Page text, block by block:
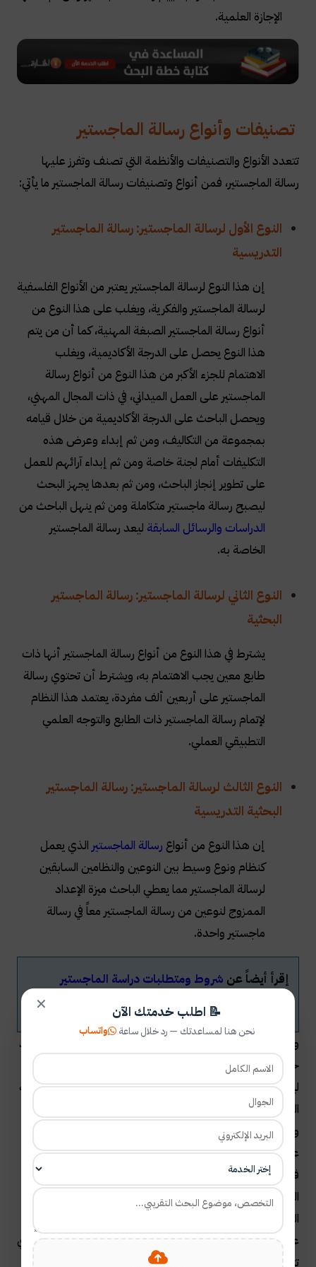
الإجازة العلمية.
تصنيفات وأنواع رسالة الماجستير
تتعدد الأنواع والتصنيفات والأنظمة التي تصنف وتفرز عليها
رسالة الماجستير، فمن أنواع وتصنيفات رسالة الماجستير ما يأتي:
النوع الأول لرسالة الماجستير: رسالة الماجستير
التدريسية
إن هذا النوع لرسالة الماجستير يعتبر من الأنواع الفلسفية
لرسالة الماجستير والفكرية، ويغلب على هذا النوع من
أنواع رسالة الماجستير الصبغة المهنية، كما أن من يتم
هذا النوع يحصل على الدرجة الأكاديمية، ويغلب
الاهتمام للجزء الأكبر من هذا النوع من أنواع رسالة
الماجستير على العمل الميداني، في ذات المجال المهني،
ويحصل الباحث على الدرجة الأكاديمية من خلال قيامه
بمجموعة من التكاليف، ومن ثم إبداء وعرض هذه
التكليفات أمام لجنة خاصة ومن ثم إبداء آرائهم للعمل
على تطوير إنجاز الباحث، ومن ثم بعدها يجهز البحث
ليصبح رسالة ماجستير متكاملة ومن ثم ينهل الباحث من
الدراسات والرسائل السابقة ليعد رسالة الماجستير
الخاصة به.
النوع الثاني لرسالة الماجستير: رسالة الماجستير
البحثية
يشترط في هذا النوع من أنواع رسالة الماجستير أنها ذات
طابع معين يجب الاهتمام به، ويشترط أن تحتوي رسالة
الماجستير على أربعين ألف مفردة، يعتمد هذا النظام
لإتمام رسالة الماجستير ذات الطابع والتوجه العلمي
التطبيقي العملي.
النوع الثالث لرسالة الماجستير: رسالة الماجستير
البحثية التدريسية
إن هذا النوع من أنواع رسالة الماجستير الذي يعمل
كنظام ونوع وسيط بين النوعين والنظامين السابقين
لرسالة الماجستير مما يعطي الباحث ميزة الإعداد
الممزوج لنوعين من رسالة الماجستير معاً في رسالة
ماجستير واحدة.
إقرأ أيضاً عن شروط ومتطلبات دراسة الماجستير
وأخيراً يمكن القول بأن رسالة الماجستير عبارة عن تقديم مجهود
حساس بذل فيه الباحث مجهودات بدنية وبشرية ومالية كبيرة
ليصل إلى أهدافه وإلى مبتغاه، لذا على الباحث أن يعتني برسالة
الماجستير بشكل كامل وألا يتهاون في أي أمر يتعلق بها، كما
ويتوجب على الباحث أن يتحقق من شمول رسالة الماجستير
على كافة المتطلبات الرئيسية والفرعية والثانوية التي تشترط
فيه، ويتوجب على الباحث أن يقوم بعرض العمل والإنتاج
البحثي الخاص به على مجموعة من المختصين والخبراء في ذات
المجال للوصول بها إلى ذروة وجودة العمل البحثي، كما يتوجب
على الباحث أن يتحقق من التنسيق العام والتنسيق الخاص الذي
تتبع له الرسالة البحثية التي قام بإعدادها.
✕ 📝 اطلب خدمتك الآن
نحن هنا لمساعدتك — رد خلال ساعة واتساب